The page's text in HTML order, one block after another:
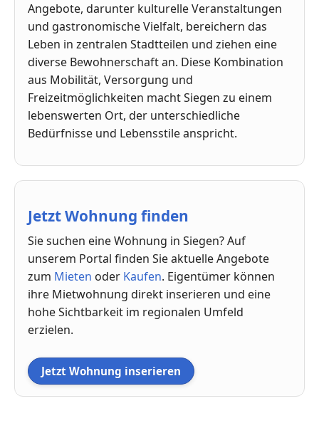
Angebote, darunter kulturelle Veranstaltungen
und gastronomische Vielfalt, bereichern das
Leben in zentralen Stadtteilen und ziehen eine
diverse Bewohnerschaft an. Diese Kombination
aus Mobilität, Versorgung und
Freizeitmöglichkeiten macht Siegen zu einem
lebenswerten Ort, der unterschiedliche
Bedürfnisse und Lebensstile anspricht.
Jetzt Wohnung finden
Sie suchen eine Wohnung in Siegen? Auf
unserem Portal finden Sie aktuelle Angebote
zum Mieten oder Kaufen. Eigentümer können
ihre Mietwohnung direkt inserieren und eine
hohe Sichtbarkeit im regionalen Umfeld
erzielen.
Jetzt Wohnung inserieren